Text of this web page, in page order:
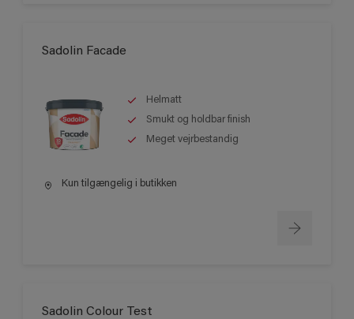
Sadolin Facade
Helmatt
Smukt og holdbar finish
Meget vejrbestandig
Kun tilgængelig i butikken
Sadolin Colour Test